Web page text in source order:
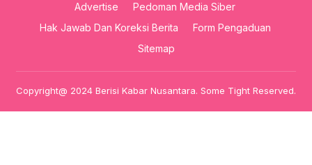
Advertise
Pedoman Media Siber
Hak Jawab Dan Koreksi Berita
Form Pengaduan
Sitemap
Copyright@ 2024 Berisi Kabar Nusantara. Some Tight Reserved.